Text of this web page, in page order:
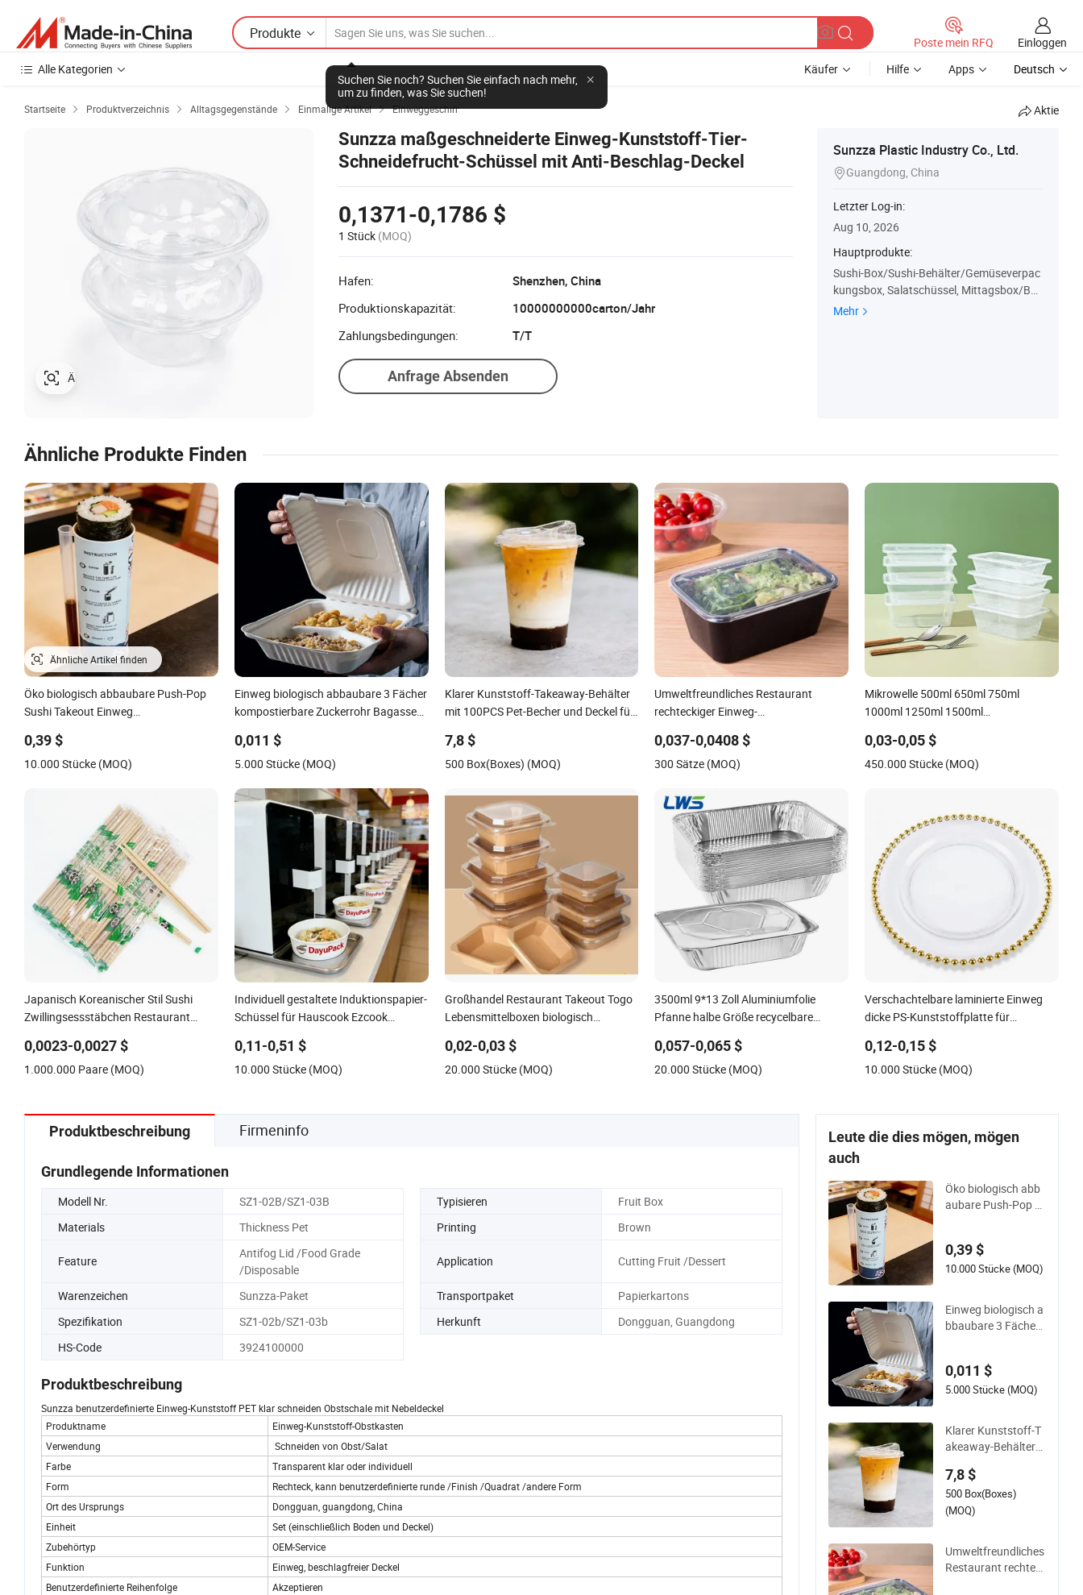
Produkte
Suchen Sie noch? Suchen Sie einfach nach mehr,
um zu finden, was Sie suchen!
Poste mein RFQ
Einloggen
Alle Kategorien
Käufer Hilfe Apps Deutsch
Startseite  Produktverzeichnis  Alltagsgegenstände  Einmalige Artikel  Einweggeschirr Aktie
Sunzza maßgeschneiderte Einweg-Kunststoff-Tier-
Schneidefrucht-Schüssel mit Anti-Beschlag-Deckel
0,1371-0,1786 $
1 Stück (MOQ)
Hafen:
Shenzhen, China
Produktionskapazität:
10000000000carton/Jahr
Zahlungsbedingungen:
T/T
Anfrage Absenden
Sunzza Plastic Industry Co., Ltd.
Guangdong, China
Letzter Log-in:
Aug 10, 2026
Hauptprodukte:
Sushi-Box/Sushi-Behälter/Gemüseverpac
kungsbox, Salatschüssel, Mittagsbox/Ben
to-Box/Vorbereitungsbehälter, Sushi-Beh
Mehr
Ähnliche Produkte Finden
Öko biologisch abbaubare Push-Pop
Sushi Takeout Einweg
0,39 $
10.000 Stücke (MOQ)
Einweg biologisch abbaubare 3 Fächer
kompostierbare Zuckerrohr Bagasse
0,011 $
5.000 Stücke (MOQ)
Klarer Kunststoff-Takeaway-Behälter
mit 100PCS Pet-Becher und Deckel für
7,8 $
500 Box(Boxes) (MOQ)
Umweltfreundliches Restaurant
rechteckiger Einweg-
mikrowellengeeignet aus Kunststoff
PP
0,037-0,0408 $
300 Sätze (MOQ)
Mikrowelle 500ml 650ml 750ml
1000ml 1250ml 1500ml
Kunststoff Einweg
Lebensmittelbehälter mit Deckel Bento
0,03-0,05 $
450.000 Stücke (MOQ)
Japanisch Koreanischer Stil Sushi
Zwillingsessstäbchen Restaurant
Bambusessstäbchen
0,0023-0,0027 $
1.000.000 Paare (MOQ)
Individuell gestaltete Induktionspapier-
Schüssel für Hauscook Ezcook
0,11-0,51 $
10.000 Stücke (MOQ)
Großhandel Restaurant Takeout Togo
Lebensmittelboxen biologisch
Lebensmittelbehälter
0,02-0,03 $
20.000 Stücke (MOQ)
3500ml 9*13 Zoll Aluminiumfolie
Pfanne halbe Größe recycelbare
Deckel
0,057-0,065 $
20.000 Stücke (MOQ)
Verschachtelbare laminierte Einweg
dicke PS-Kunststoffplatte für
0,12-0,15 $
10.000 Stücke (MOQ)
Produktbeschreibung Firmeninfo
Grundlegende Informationen
Modell Nr. SZ1-02B/SZ1-03B Typisieren
Fruit Box
Materials
Thickness Pet Printing Brown
Feature
Antifog Lid /Food Grade
/Disposable
Application Cutting Fruit /Dessert
Warenzeichen Sunzza-Paket Transportpaket
Papierkartons
Spezifikation
SZ1-02b/SZ1-03b Herkunft
Dongguan, Guangdong
HS-Code
3924100000
Produktbeschreibung
Sunzza benutzerdefinierte Einweg-Kunststoff PET klar schneiden Obstschale mit Nebeldeckel
Produktname
Einweg-Kunststoff-Obstkasten
Verwendung
Schneiden von Obst/Salat
Farbe
Transparent klar oder individuell
Form
Rechteck, kann benutzerdefinierte runde /Finish /Quadrat /andere Form
Ort des Ursprungs
Dongguan, guangdong, China
Einheit
Set (einschließlich Boden und Deckel)
Zubehörtyp
OEM-Service
Funktion
Einweg, beschlagfreier Deckel
Benutzerdefinierte Reihenfolge
Akzeptieren
Leute die dies mögen, mögen
auch
Öko biologisch abb
aubare Push-Pop S
ackung
0,39 $
10.000 Stücke (MOQ)
Einweg biologisch a
bbaubare 3 Fächer
lstoff Lebensmittelb
ehälter Geschirr
0,011 $
5.000 Stücke (MOQ)
Klarer Kunststoff-T
akeaway-Behälter
her und Deckel für di
e Party
7,8 $
500 Box(Boxes)
(MOQ)
Umweltfreundliches
Restaurant rechtec